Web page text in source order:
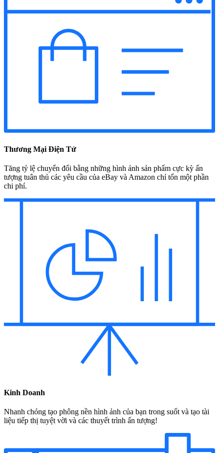
Thương Mại Điện Tử
Tăng tỷ lệ chuyển đổi bằng những hình ảnh sản phẩm cực kỳ ấn
tượng tuân thủ các yêu cầu của eBay và Amazon chỉ tốn một phần
chi phí.
Kinh Doanh
Nhanh chóng tạo phông nền hình ảnh của bạn trong suốt và tạo tài
liệu tiếp thị tuyệt vời và các thuyết trình ấn tượng!